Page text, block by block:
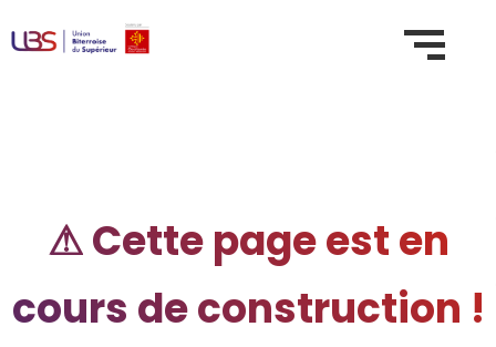
⚠ Cette page est en
cours de construction !